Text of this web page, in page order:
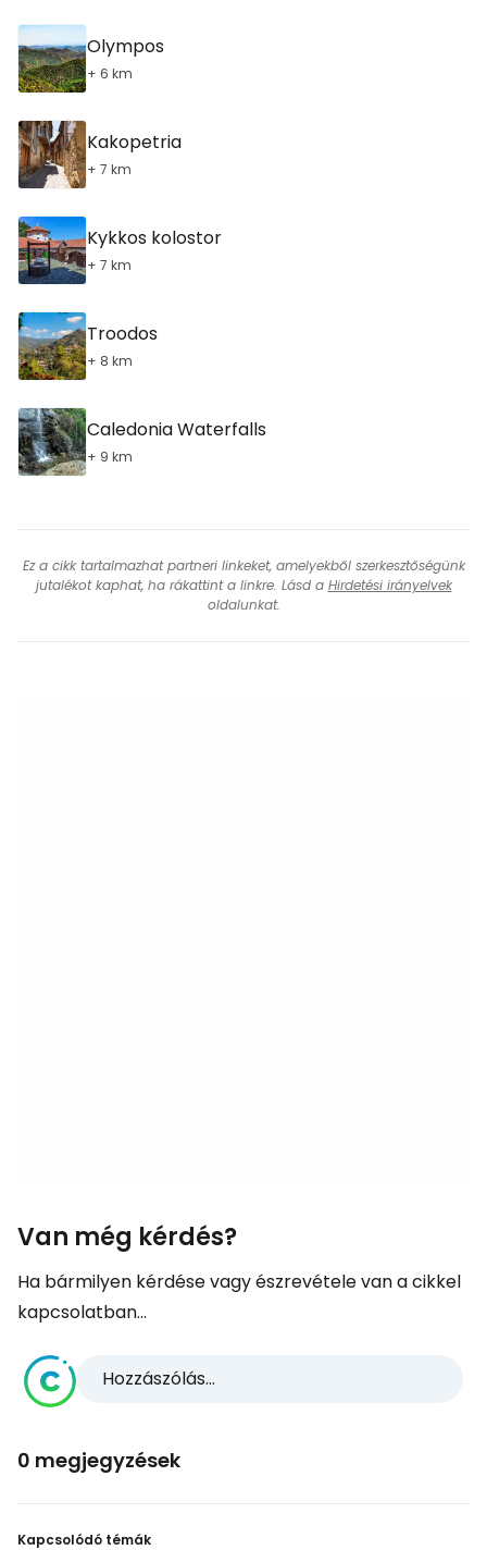
Olympos
+ 6 km
Kakopetria
+ 7 km
Kykkos kolostor
+ 7 km
Troodos
+ 8 km
Caledonia Waterfalls
+ 9 km
Ez a cikk tartalmazhat partneri linkeket, amelyekből szerkesztőségünk
jutalékot kaphat, ha rákattint a linkre. Lásd a Hirdetési irányelvek
oldalunkat.
Van még kérdés?
Ha bármilyen kérdése vagy észrevétele van a cikkel
kapcsolatban...
Hozzászólás...
0 megjegyzések
Kapcsolódó témák